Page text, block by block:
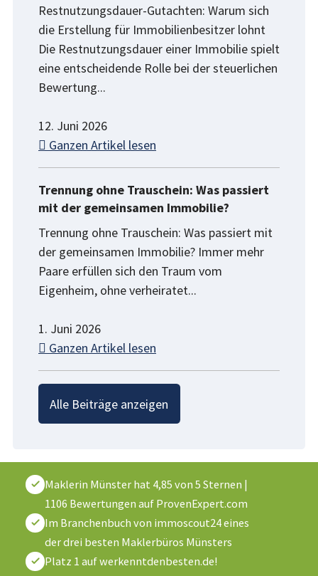
Restnutzungsdauer-Gutachten: Warum sich
die Erstellung für Immobilienbesitzer lohnt
Die Restnutzungsdauer einer Immobilie spielt
eine entscheidende Rolle bei der steuerlichen
Bewertung...
12. Juni 2026
Ganzen Artikel lesen
Trennung ohne Trauschein: Was passiert
mit der gemeinsamen Immobilie?
Trennung ohne Trauschein: Was passiert mit
der gemeinsamen Immobilie? Immer mehr
Paare erfüllen sich den Traum vom
Eigenheim, ohne verheiratet...
1. Juni 2026
Ganzen Artikel lesen
Alle Beiträge anzeigen
Maklerin Münster hat 4,85 von 5 Sternen |
1106 Bewertungen auf ProvenExpert.com
Im Branchenbuch von immoscout24 eines
der drei besten Maklerbüros Münsters
Platz 1 auf werkenntdenbesten.de!